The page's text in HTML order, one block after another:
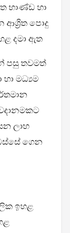
භාණ්ඩ හා
ආශ්‍රිත පොදු
දමා ඇත
පසු තවමත්
මධ්‍යම
ලාභ
ගෙන
ඉහළ